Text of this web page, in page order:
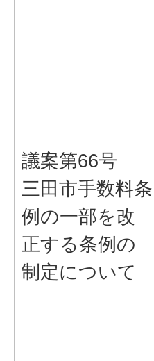
議案第66号
三田市手数料条
例の一部を改
正する条例の
制定について